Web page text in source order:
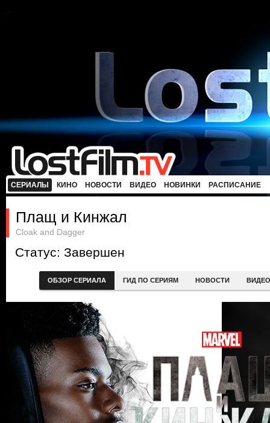
СЕРИАЛЫ КИНО НОВОСТИ ВИДЕО НОВИНКИ РАСПИСАНИЕ
Плащ и Кинжал
Cloak and Dagger
Статус: Завершен
ОБЗОР СЕРИАЛА ГИД ПО СЕРИЯМ НОВОСТИ ВИДЕО